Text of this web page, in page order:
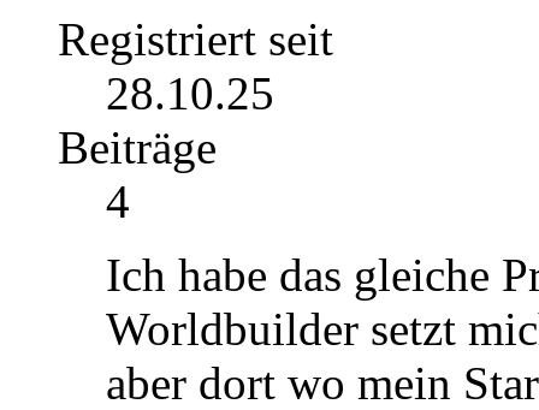
Registriert seit
28.10.25
Beiträge
4
Ich habe das gleiche
Worldbuilder setzt
aber dort wo mein